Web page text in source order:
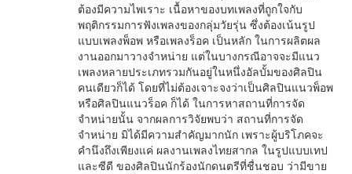
ต้องมีความไพเราะ เนื้อหาของบทเพลงที่ถูกใจกับ
พฤติกรรมการฟังเพลงของกลุ่มวัยรุ่น ซึ่งต้องเน้นรูป
แบบเพลงพ็อพ หรือเพลงร็อค เป็นหลัก ในการผลิตผล
งานออกมาวางจำหน่าย แต่ในบางกรณีอาจจะมีแนว
เพลงหลายประเภทรวมกันอยู่ในหนึ่งอัลบั้มของศิลปิน
คนเดียวก็ได้ โดยที่ไม่ต้องเจาะจงว่าเป็นศิลปินแนวพ็อพ
หรือศิลปินแนวร็อค ก็ได้ ในการหาสถานที่การจัด
จำหน่ายนั้น จากผลการวิจัยพบว่า สถานที่การจัด
จำหน่าย มิได้มีความสำคัญมากนัก เพราะผู้บริโภคจะ
คำนึงถึงเพียงแค่ ผลงานเพลงไทยสากล ในรูปแบบเทป
และซีดี ของศิลปินนักร้องนักดนตรีที่ชื่นชอบ ว่ามีขาย